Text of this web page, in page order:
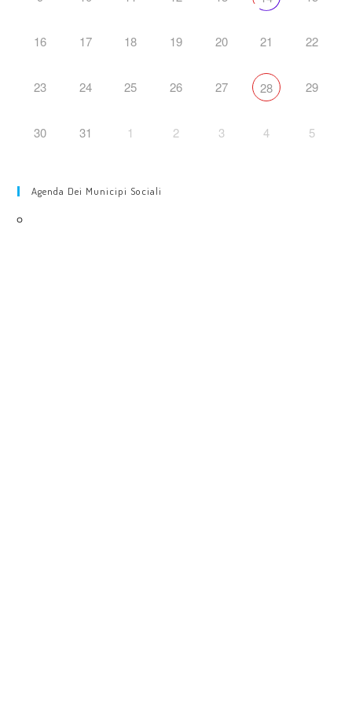
16 17 18 19 20 21 22
23 24 25 26 27 28 29
30 31 1 2 3 4 5
Agenda Dei Municipi Sociali